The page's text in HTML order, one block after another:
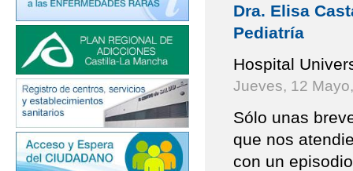
Dra. Elisa
Pediatría
Hospital
Jueves, 12
Sólo unas
que nos
con un